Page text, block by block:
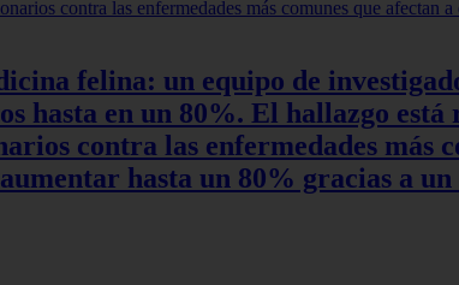
felina: un equipo de
hasta en un 80%. El hallazgo
contra las enfermedades más
hasta un 80% gracias a